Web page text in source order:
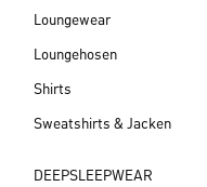
Loungewear
Loungehosen
Shirts
Sweatshirts & Jacken
DEEPSLEEPWEAR